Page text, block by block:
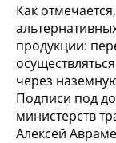
Как
продукции:
через
Подписи под
министерств
Алексей